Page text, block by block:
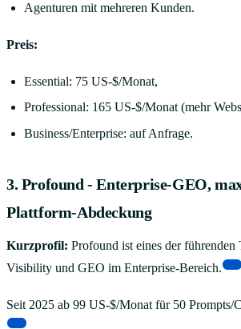
Agenturen mit mehreren Kunden.
Preis:
Essential: 75 US-$/Monat,
Professional: 165 US-$/Monat (mehr
Business/Enterprise: auf Anfrage.
3. Profound - Enterprise-GEO,
Plattform-Abdeckung
Kurzprofil: Profound ist eines der
Visibility und GEO im Enterprise-Bereich.
Seit 2025 ab 99 US-$/Monat für 50 Prompts/